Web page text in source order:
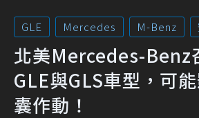
GLE Mercedes M-Benz
北美Mercedes-Benz
GLE與GLS車型，可
囊作動！